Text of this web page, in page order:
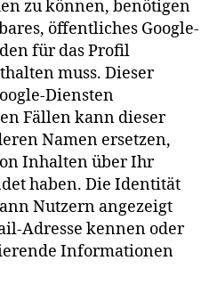
zu können, benötigen
öffentliches Google-
für das Profil
muss. Dieser
Diensten
Fällen kann dieser
Namen ersetzen,
Inhalten über Ihr
haben. Die Identität
Nutzern angezeigt
Adresse kennen oder
Informationen